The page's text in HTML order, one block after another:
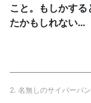
こと。もしかす
たかもしれない…
2. 名無しのサイバーパ